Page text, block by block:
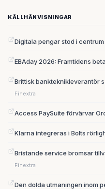
KÄLLHÄNVISNINGAR
Digitala pengar stod i
EBAday 2026: Framtidens
Brittisk bankteknikleverantör
Finextra
Access PaySuite förvärvar
Klarna integreras i Bolts
Bristande service bromsar
Finextra
Den dolda utmaningen inom